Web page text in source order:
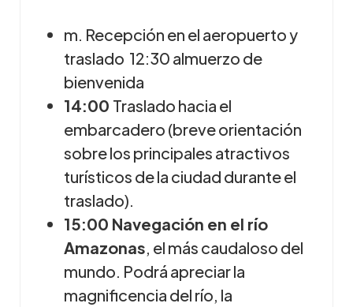
m. Recepción en el aeropuerto y
traslado 12:30 almuerzo de
bienvenida
14:00 Traslado hacia el
embarcadero (breve orientación
sobre los principales atractivos
turísticos de la ciudad durante el
traslado).
15:00 Navegación en el río
Amazonas , el más caudaloso del
mundo. Podrá apreciar la
magnificencia del río, la